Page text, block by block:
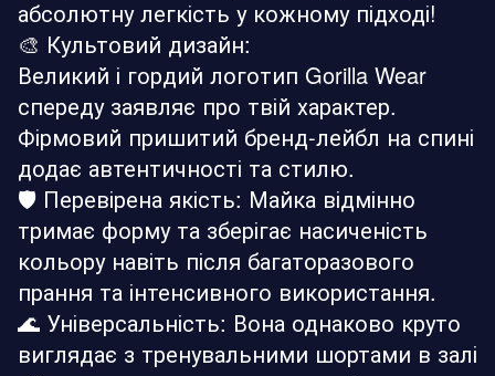
абсолютну легкість у кожному підході!
🎨 Культовий дизайн:
Великий і гордий логотип Gorilla Wear
спереду заявляє про твій характер.
Фірмовий пришитий бренд-лейбл на спині
додає автентичності та стилю.
🛡️ Перевірена якість: Майка відмінно
тримає форму та зберігає насиченість
кольору навіть після багаторазового
прання та інтенсивного використання.
🌊 Універсальність: Вона однаково круто
виглядає з тренувальними шортами в залі